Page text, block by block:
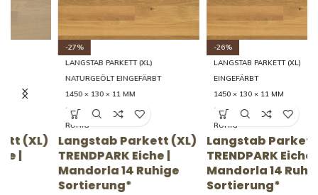
LANGSTAB PARKETT (XL)
NATURGEÖLT EINGEFÄRBT
1450 × 130 × 11 MM
Langstab Parkett (XL)
TRENDPARK Eiche |
Mandorla 14 Ruhige
Sortierung*
LANGSTAB PARKETT (XL)
1450 × 130 × 11 MM
Langstab Parkett (XL)
TRENDPARK Eiche |
Mandorla 14 Ruhige
Sortierung*